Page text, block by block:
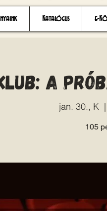
Katalógus e-
A
jan. 30., K
  |
105